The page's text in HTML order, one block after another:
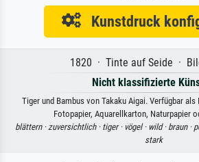
Kunstdruck
1820 · Tinte auf Seide ·
Nicht klassifizierte
Tiger und Bambus von Takaku Aigai. Verfügbar als
Fotopapier, Aquarellkarton, Naturpapier
blättern ·zuversichtlich · tiger · vögel · wild · braun ·
stark